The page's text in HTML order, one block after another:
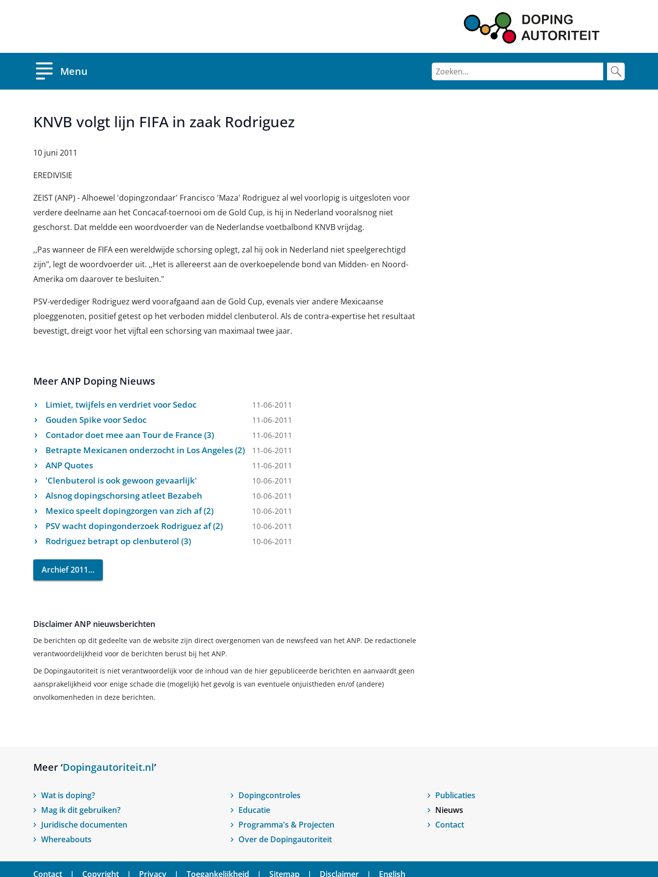
Menu
KNVB volgt lijn FIFA in zaak Rodriguez
10 juni 2011
EREDIVISIE
ZEIST (ANP) - Alhoewel 'dopingzondaar' Francisco 'Maza' Rodriguez al wel voorlopig is uitgesloten voor
verdere deelname aan het Concacaf-toernooi om de Gold Cup, is hij in Nederland vooralsnog niet
geschorst. Dat meldde een woordvoerder van de Nederlandse voetbalbond KNVB vrijdag.
,,Pas wanneer de FIFA een wereldwijde schorsing oplegt, zal hij ook in Nederland niet speelgerechtigd
zijn", legt de woordvoerder uit. ,,Het is allereerst aan de overkoepelende bond van Midden- en Noord-
Amerika om daarover te besluiten."
PSV-verdediger Rodriguez werd voorafgaand aan de Gold Cup, evenals vier andere Mexicaanse
ploeggenoten, positief getest op het verboden middel clenbuterol. Als de contra-expertise het resultaat
bevestigt, dreigt voor het vijftal een schorsing van maximaal twee jaar.
Meer ANP Doping Nieuws
Limiet, twijfels en verdriet voor Sedoc 11-06-2011
Gouden Spike voor Sedoc 11-06-2011
Contador doet mee aan Tour de France (3) 11-06-2011
Betrapte Mexicanen onderzocht in Los Angeles (2) 11-06-2011
ANP Quotes 11-06-2011
'Clenbuterol is ook gewoon gevaarlijk' 10-06-2011
Alsnog dopingschorsing atleet Bezabeh 10-06-2011
Mexico speelt dopingzorgen van zich af (2) 10-06-2011
PSV wacht dopingonderzoek Rodriguez af (2) 10-06-2011
Rodriguez betrapt op clenbuterol (3) 10-06-2011
Archief 2011
Disclaimer ANP nieuwsberichten
De berichten op dit gedeelte van de website zijn direct overgenomen van de newsfeed van het ANP. De redactionele
verantwoordelijkheid voor de berichten berust bij het ANP.
De Dopingautoriteit is niet verantwoordelijk voor de inhoud van de hier gepubliceerde berichten en aanvaardt geen
aansprakelijkheid voor enige schade die (mogelijk) het gevolg is van eventuele onjuistheden en/of (andere)
onvolkomenheden in deze berichten.
Meer ‘Dopingautoriteit.nl’
Wat is doping?
Mag ik dit gebruiken?
Juridische documenten
Whereabouts
Dopingcontroles
Educatie
Programma's & Projecten
Over de Dopingautoriteit
Publicaties
Nieuws
Contact
Contact Copyright Privacy Toegankelijkheid Sitemap Disclaimer English